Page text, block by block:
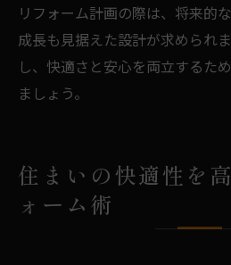
リフォーム計画の際は、将来的
成長も見据えた設計が求められ
し、快適さと安心を両立するた
ましょう。
住まいの快適性を
ォーム術